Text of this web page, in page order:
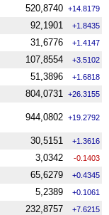
520,8740 +14.8179
92,1901 +1.8435
31,6776 +1.4147
107,8554 +3.5102
51,3896 +1.6818
804,0731 +26.3155
944,0802 +19.2792
30,5151 +1.3616
3,0342 -0.1403
65,6279 +0.4345
5,2389 +0.1061
232,8757 +7.6215